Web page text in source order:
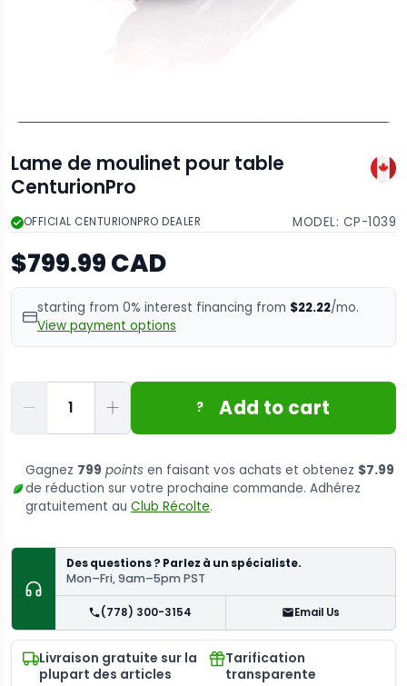
Lame de moulinet pour table
CenturionPro
OFFICIAL CENTURIONPRO DEALER MODEL: CP-1039
$799.99 CAD
starting from 0% interest financing from $22.22/mo.
View payment options
? Add to cart
Gagnez 799 points en faisant vos achats et obtenez $7.99
de réduction sur votre prochaine commande. Adhérez
gratuitement au Club Récolte.
Des questions ? Parlez à un spécialiste.
Mon–Fri, 9am–5pm PST
(778) 300-3154 Email Us
Livraison gratuite sur la
plupart des articles
Tarification
transparente